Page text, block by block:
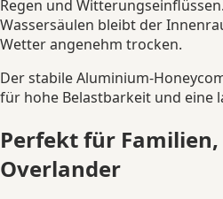
Regen und
Wassersäulen bleibt der
Wetter angenehm trocken.
Der stabile Aluminium-
für hohe Belastbarkeit und eine
Perfekt für
Overlander